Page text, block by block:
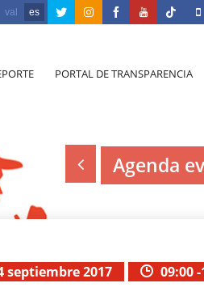
val es
PORTAL DE TRANSPARENCIA
Agenda
09:00
septiembre 2017